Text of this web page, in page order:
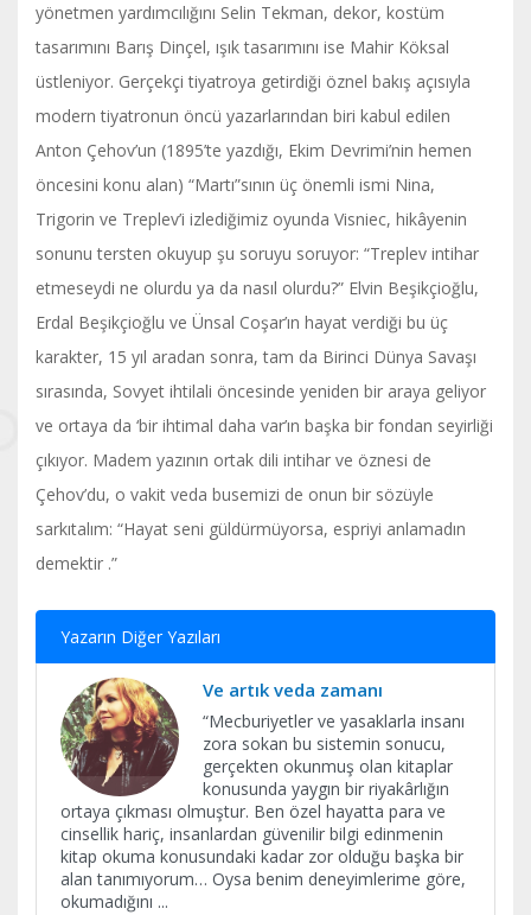
yönetmen yardımcılığını Selin Tekman, dekor, kostüm
tasarımını Barış Dinçel, ışık tasarımını ise Mahir Köksal
üstleniyor. Gerçekçi tiyatroya getirdiği öznel bakış açısıyla
modern tiyatronun öncü yazarlarından biri kabul edilen
Anton Çehov’un (1895’te yazdığı, Ekim Devrimi’nin hemen
öncesini konu alan) “Martı”sının üç önemli ismi Nina,
Trigorin ve Treplev’i izlediğimiz oyunda Visniec, hikâyenin
sonunu tersten okuyup şu soruyu soruyor: “Treplev intihar
etmeseydi ne olurdu ya da nasıl olurdu?” Elvin Beşikçioğlu,
Erdal Beşikçioğlu ve Ünsal Coşar’ın hayat verdiği bu üç
karakter, 15 yıl aradan sonra, tam da Birinci Dünya Savaşı
sırasında, Sovyet ihtilali öncesinde yeniden bir araya geliyor
ve ortaya da ‘bir ihtimal daha var’ın başka bir fondan seyirliği
çıkıyor. Madem yazının ortak dili intihar ve öznesi de
Çehov’du, o vakit veda busemizi de onun bir sözüyle
sarkıtalım: “Hayat seni güldürmüyorsa, espriyi anlamadın
demektir .”
Yazarın Diğer Yazıları
Ve artık veda zamanı
​“Mecburiyetler ve yasaklarla insanı
zora sokan bu sistemin sonucu,
gerçekten okunmuş olan kitaplar
konusunda yaygın bir riyakârlığın
ortaya çıkması olmuştur. Ben özel hayatta para ve
cinsellik hariç, insanlardan güvenilir bilgi edinmenin
kitap okuma konusundaki kadar zor olduğu başka bir
alan tanımıyorum… Oysa benim deneyimlerime göre,
okumadığını ...